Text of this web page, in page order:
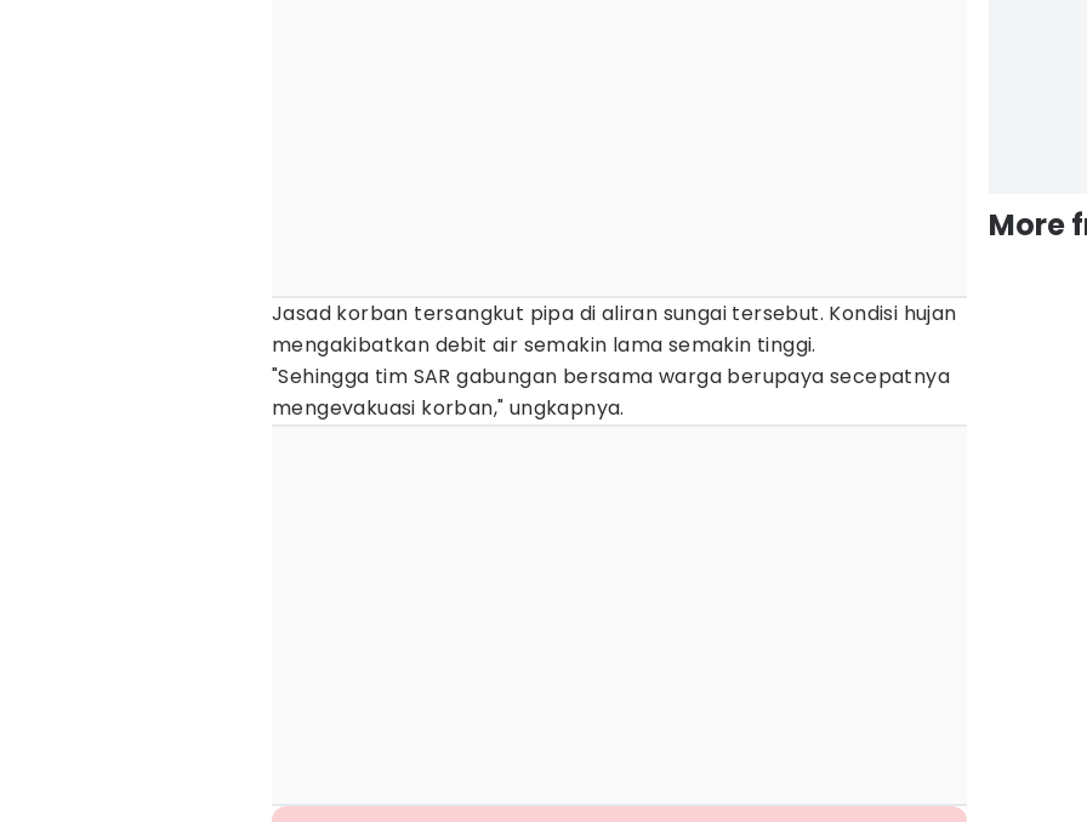
Jasad korban tersangkut pipa di aliran sungai tersebut. Kondisi hujan
mengakibatkan debit air semakin lama semakin tinggi.
"Sehingga tim SAR gabungan bersama warga berupaya secepatnya
mengevakuasi korban," ungkapnya.
More